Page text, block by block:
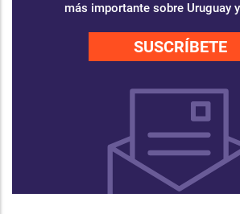
más importante sobre Uruguay
SUSCRÍBETE